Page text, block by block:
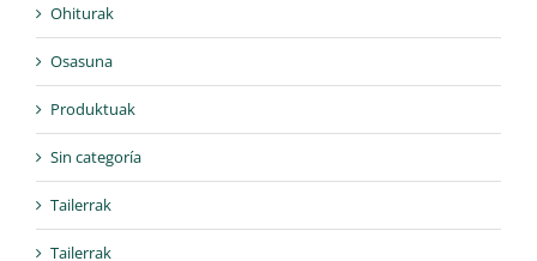
Ohiturak
Osasuna
Produktuak
Sin categoría
Tailerrak
Tailerrak